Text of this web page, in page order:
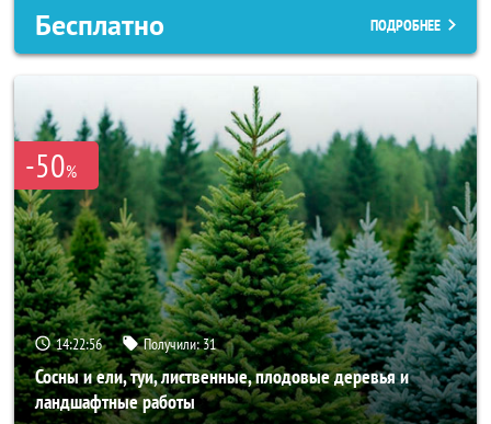
Бесплатно ПОДРОБНЕЕ
-50%
14:22:54 Получили:31
Сосны и ели, туи, лиственные, плодовые деревья и
ландшафтные работы